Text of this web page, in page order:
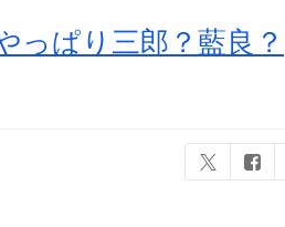
っぱり三郎？藍良？